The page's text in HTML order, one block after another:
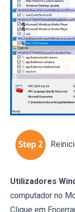
Utilizadores
computador no
Clique em